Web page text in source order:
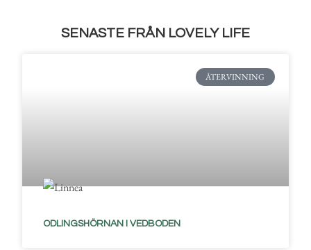
SENASTE FRÅN LOVELY LIFE
ÅTERVINNING
ODLINGSHÖRNAN I VEDBODEN